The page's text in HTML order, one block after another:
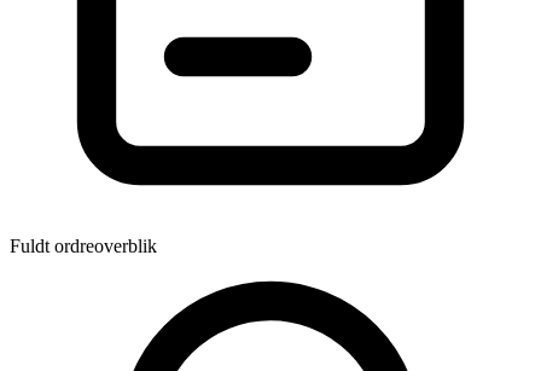
Fuldt ordreoverblik